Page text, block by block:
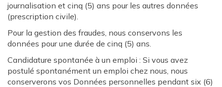
journalisation et cinq (5) ans pour les autres données
(prescription civile).
Pour la gestion des fraudes, nous conservons les
données pour une durée de cinq (5) ans.
Candidature spontanée à un emploi : Si vous avez
postulé spontanément un emploi chez nous, nous
conserverons vos Données personnelles pendant six (6)